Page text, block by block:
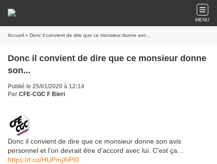
MENU
Accueil » Donc il convient de dire que ce monsieur donne son...
Donc il convient de dire que ce monsieur donne
son...
Publié le 25/01/2020 à 12:14
Par CFE-CGC F Bieri
Donc il convient de dire que ce monsieur donne son avis
personnel et l'on devrait être d'accord avec lui. C'est ça…
https://t.co/HUPmjXiPt0